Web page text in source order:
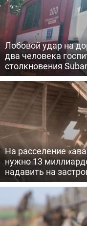
Лобовой удар на
два человека
столкновения
На расселение
нужно 13
надавить на